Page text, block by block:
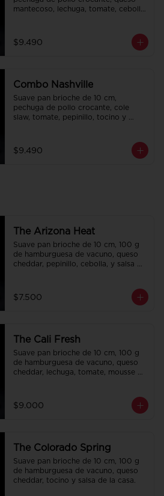
mantecoso, lechuga, tomate, cebolla
salsa de la casa de regalo a elección
y una bebida de 350 cc a elección.
$9.490
Combo Nashville
Suave pan brioche de 10 cm,
pechuga de pollo crocante, cole
slaw, tomate, pepinillo, tocino y
de la casa de regalo a elección y una
bebida de 350 cc a elección.
$9.490
The Arizona Heat
Suave pan brioche de 10 cm, 100 g
de hamburguesa de vacuno, queso
cheddar, pepinillo, cebolla, y salsa de
$7.500
The Cali Fresh
Suave pan brioche de 10 cm, 100 g
de hamburguesa de vacuno, queso
cheddar, lechuga, tomate, mousse de
$9.000
The Colorado Spring
Suave pan brioche de 10 cm, 100 g
de hamburguesa de vacuno, queso
cheddar, tocino y salsa de la casa.